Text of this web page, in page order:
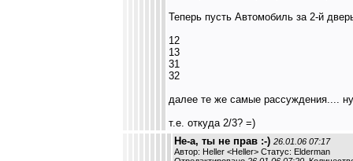
Теперь пусть Автомобиль за 2-й
12
13
31
32
далее те же самые рассуждения....
т.е. откуда 2/3? =)
Не-а, ты не прав :-) 26.01.06 07:17
Автор: Heller <Heller> Статус: Elderman